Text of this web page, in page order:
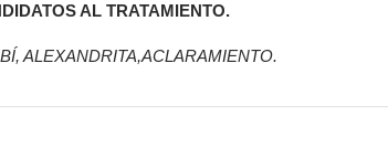
AL TRATAMIENTO.
ALEXANDRITA,ACLARAMIENTO.